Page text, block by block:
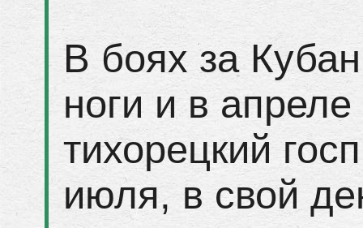
В боях за
ноги и в
тихорецкий
июля, в свой